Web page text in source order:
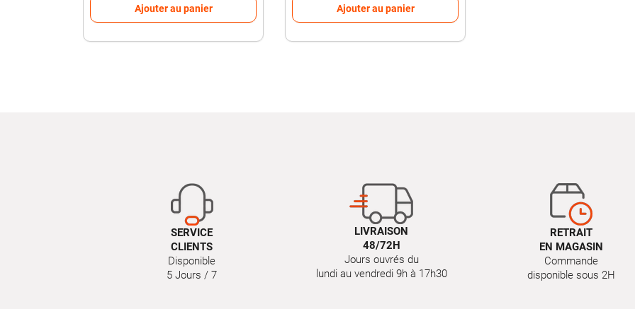
Ajouter au panier Ajouter au panier
SERVICE
CLIENTS
Disponible
5 Jours / 7
LIVRAISON
48/72H
Jours ouvrés du
lundi au vendredi 9h à 17h30
RETRAIT
EN MAGASIN
Commande
disponible sous 2H